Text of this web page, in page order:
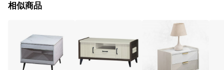
的購回饋活動享Yahoo超贈點回饋者 - 購物中心商店之商品：商
3. 訂單回饋金額將扣除運費/購物金/超贈點/福利金/紅利折抵/折
價券等虛擬貨幣折抵 4. 大宗採購或批發轉賣不具回饋資格： 如
有相關事證認定您為大宗採購、批發轉賣而非最終消費使用者，
相關認定以Yahoo購物中心之認定為準
相似商品